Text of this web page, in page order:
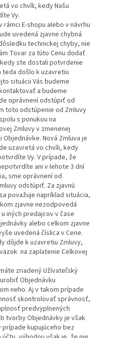
vo chvíli, kedy Našu
Vy.
rámci E-shopu alebo v návrhu
uvedená zjavne chybná
technickej chyby, nie
Tovar za túto Cenu dodať
ste dostali potvrdenie
teda došlo k uzavretiu
situácii Vás budeme
a budeme
oprávnení odstúpiť od
toto odstúpenie od Zmluvy
s ponukou na
Zmluvy v zmenenej
Nová Zmluva je
uzavretá vo chvíli, kedy
Vy. V prípade, že
ani v lehote 3 dní
sme oprávnení od
odstúpiť. Za zjavnú
považuje napríklad situácia,
zjavne nezodpovedá
iných predajcov v čase
alebo celkom zjavne
uvedená číslica v Cene.
dôjde k uzavretiu Zmluvy,
na zaplatenie Celkovej
zriadený Užívateľský
Objednávku
neho. Aj v takom prípade
skontrolovať správnosť,
predvyplnených
tvorby Objednávky je však
kupujúceho bez